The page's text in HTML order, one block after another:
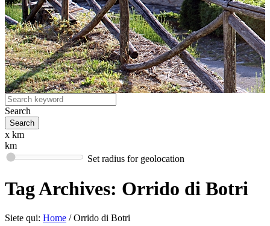
Search
x km
km
Set radius for geolocation
Tag Archives: Orrido di Botri
Siete qui: Home / Orrido di Botri